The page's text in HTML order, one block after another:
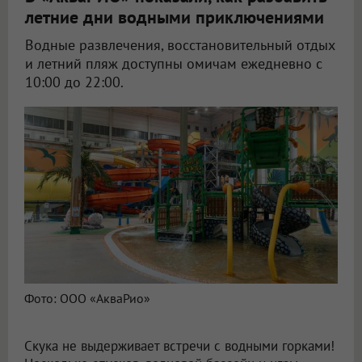
летние дни водными приключениями
Водные развлечения, восстановительный отдых
и летний пляж доступны омичам ежедневно с
10:00 до 22:00.
Фото: ООО «АкваРио»
Скука не выдерживает встречи с водными горками!